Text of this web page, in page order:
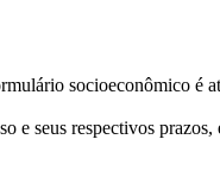
socioeconômico é
e seus respectivos